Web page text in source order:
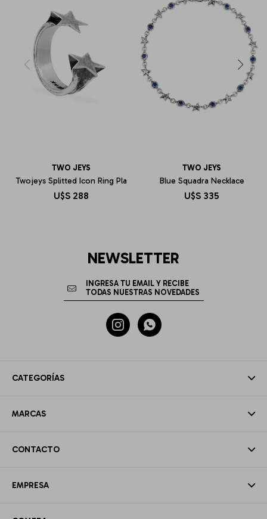
TWO JEYS
Twojeys Splitted Icon Ring Pla
U$S 288
TWO JEYS
Blue Squadra Necklace
U$S 335
CATEGORÍAS
MARCAS
CONTACTO
EMPRESA
NEWSLETTER
 